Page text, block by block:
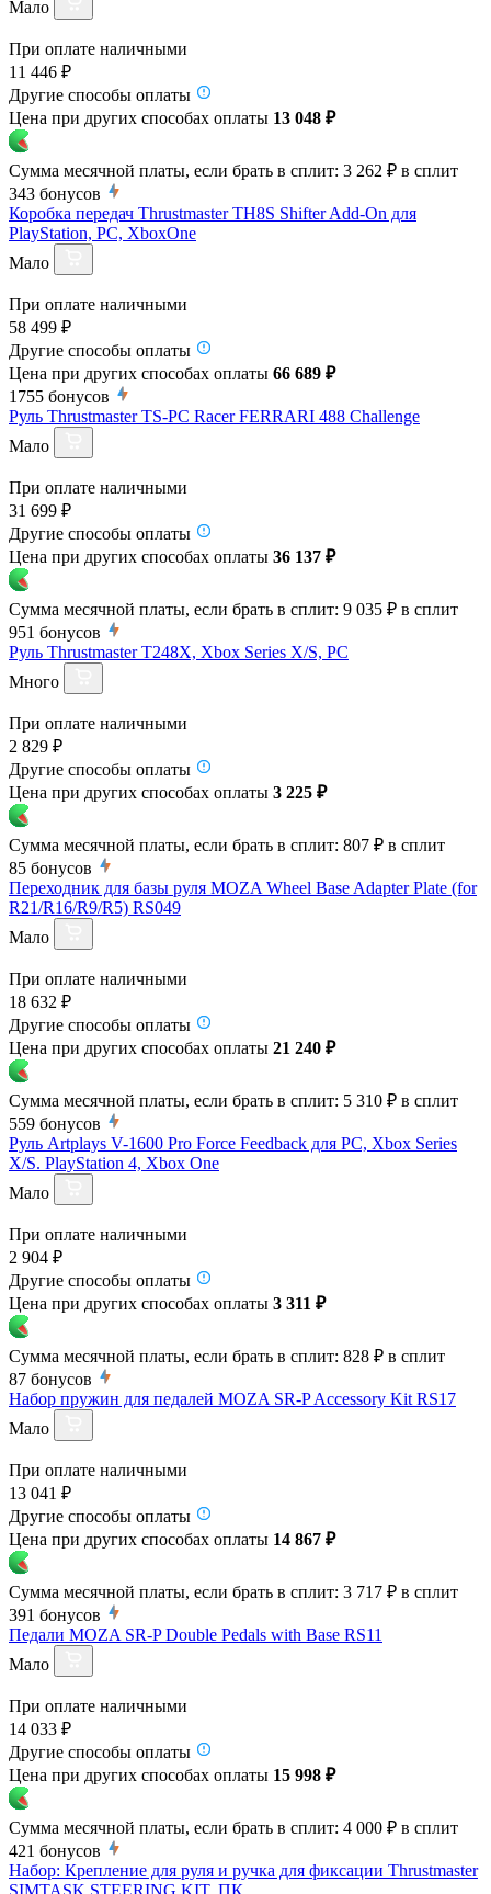
Мало
При оплате наличными
11 446 ₽
Другие способы оплаты
Цена при других способах оплаты 13 048 ₽
Сумма месячной платы, если брать в сплит: 3 262 ₽ в сплит
343 бонусов
Коробка передач Thrustmaster TH8S Shifter Add-On для
PlayStation, PC, XboxOne
Мало
При оплате наличными
58 499 ₽
Другие способы оплаты
Цена при других способах оплаты 66 689 ₽
1755 бонусов
Руль Thrustmaster TS-PC Racer FERRARI 488 Challenge
Мало
При оплате наличными
31 699 ₽
Другие способы оплаты
Цена при других способах оплаты 36 137 ₽
Сумма месячной платы, если брать в сплит: 9 035 ₽ в сплит
951 бонусов
Руль Thrustmaster T248X, Xbox Series X/S, PC
Много
При оплате наличными
2 829 ₽
Другие способы оплаты
Цена при других способах оплаты 3 225 ₽
Сумма месячной платы, если брать в сплит: 807 ₽ в сплит
85 бонусов
Переходник для базы руля MOZA Wheel Base Adapter Plate (for
R21/R16/R9/R5) RS049
Мало
При оплате наличными
18 632 ₽
Другие способы оплаты
Цена при других способах оплаты 21 240 ₽
Сумма месячной платы, если брать в сплит: 5 310 ₽ в сплит
559 бонусов
Руль Artplays V-1600 Pro Force Feedback для PC, Xbox Series
X/S. PlayStation 4, Xbox One
Мало
При оплате наличными
2 904 ₽
Другие способы оплаты
Цена при других способах оплаты 3 311 ₽
Сумма месячной платы, если брать в сплит: 828 ₽ в сплит
87 бонусов
Набор пружин для педалей MOZA SR-P Accessory Kit RS17
Мало
При оплате наличными
13 041 ₽
Другие способы оплаты
Цена при других способах оплаты 14 867 ₽
Сумма месячной платы, если брать в сплит: 3 717 ₽ в сплит
391 бонусов
Педали MOZA SR-P Double Pedals with Base RS11
Мало
При оплате наличными
14 033 ₽
Другие способы оплаты
Цена при других способах оплаты 15 998 ₽
Сумма месячной платы, если брать в сплит: 4 000 ₽ в сплит
421 бонусов
Набор: Крепление для руля и ручка для фиксации Thrustmaster
SIMTASK STEERING KIT, ПК